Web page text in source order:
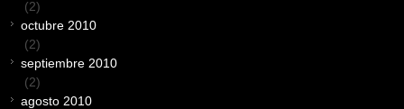
(2)
octubre 2010
(2)
septiembre 2010
(2)
agosto 2010